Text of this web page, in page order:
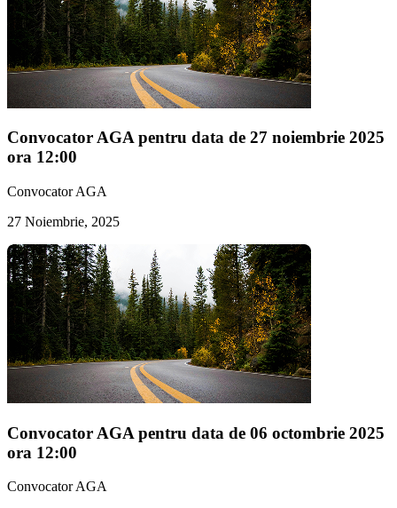
Convocator AGA pentru data de 27 noiembrie 2025
ora 12:00
Convocator AGA
27 Noiembrie, 2025
Convocator AGA pentru data de 06 octombrie 2025
ora 12:00
Convocator AGA